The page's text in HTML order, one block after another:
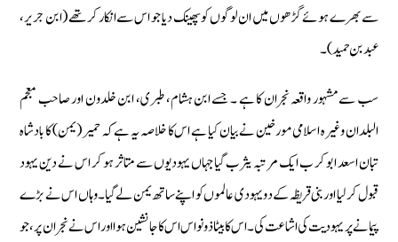
سے بھرے ہوئے گڑھوں میں ان لوگوں کو پھینک دیا جو اس سے انکار کرتھے (ابن جریر،
عبد بن حمید)۔
سب سے مشہور واقعہ نجران کا ہے ۔ جسے ابن ہشام، طبری، ابن خلدون اور صاحب معجم
البلدان وغیرہ اسلامی مورخین نے بیان کیا ہے اس کا خلاصہ یہ ہے کہ حمیر (یمن) کا بادشاہ
تبان اسعد ابو کر ب ایک مرتبہ یثرب گیا جہاں یہودیوں سے متاثر ہو کر اس نے دین یہود
قبول کر لیا اور بنی قریظہ کے دو یہودی عالموں کو اپنے ساتھ یمن لے گیا۔ وہاں اس نے بڑے
پیمانے پر یہودیت کی اشاعت کی۔ اس کا بیٹا ذونواس اس کا جانشین ہوا اور اس نے نجران پر، جو